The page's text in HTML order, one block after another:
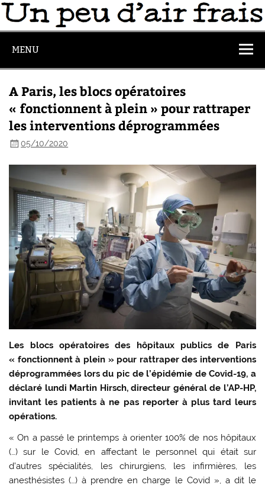
MENU
A Paris, les blocs opératoires
« fonctionnent à plein » pour rattraper
les interventions déprogrammées
05/10/2020
Les blocs opératoires des hôpitaux publics de Paris
« fonctionnent à plein » pour rattraper des interventions
déprogrammées lors du pic de l’épidémie de Covid-19, a
déclaré lundi Martin Hirsch, directeur général de l’AP-HP,
invitant les patients à ne pas reporter à plus tard leurs
opérations.
« On a passé le printemps à orienter 100% de nos hôpitaux
(…) sur le Covid, en affectant le personnel qui était sur
d’autres spécialités, les chirurgiens, les infirmières, les
anesthésistes (…) à prendre en charge le Covid », a dit le